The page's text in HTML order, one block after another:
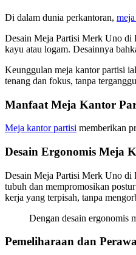
Di dalam dunia perkantoran,
Desain Meja Partisi Merk Uno di
kayu atau logam. Desainnya
Keunggulan meja kantor partisi
tenang dan fokus, tanpa
Manfaat Meja Kantor
Meja kantor partisi memberikan
Desain Ergonomis Meja
Desain Meja Partisi Merk Uno di
tubuh dan mempromosikan
kerja yang terpisah, tanpa
Dengan desain ergonomis
Pemeliharaan dan